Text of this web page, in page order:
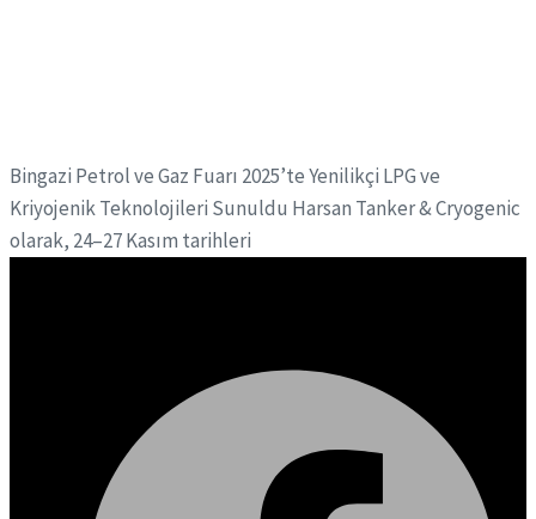
Bingazi Petrol ve Gaz Fuarı 2025’te Yenilikçi LPG ve
Kriyojenik Teknolojileri Sunuldu Harsan Tanker & Cryogenic
olarak, 24–27 Kasım tarihleri